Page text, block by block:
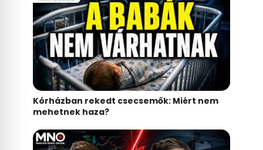
Kórházban rekedt csecsemők: Miért nem
mehetnek haza?